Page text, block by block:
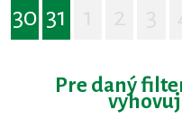
30 31
Pre daný